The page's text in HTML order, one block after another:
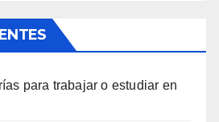
para trabajar o estudiar en